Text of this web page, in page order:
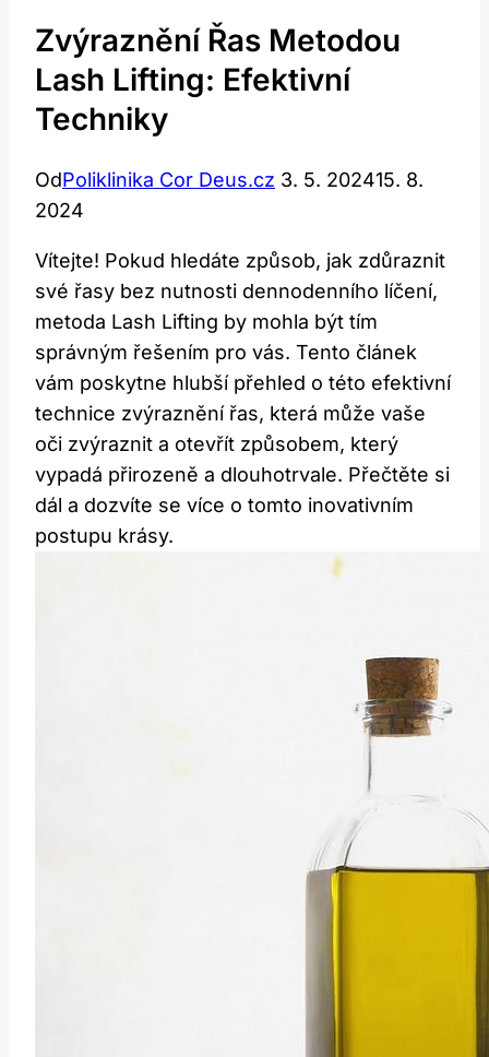
Zvýraznění Řas Metodou
Lash Lifting: Efektivní
Techniky
OdPoliklinika Cor Deus.cz 3. 5. 202415. 8.
2024
Vítejte!⁤ Pokud hledáte ⁣způsob, jak zdůraznit
své řasy bez nutnosti dennodenního líčení,
metoda‍ Lash Lifting by mohla být‍ tím
správným⁣ řešením pro vás. ⁢Tento článek
vám poskytne‍ hlubší přehled o této efektivní
technice zvýraznění ‌řas, která může vaše
oči zvýraznit a otevřít způsobem, ‍který
vypadá⁤ přirozeně a dlouhotrvale. Přečtěte si
dál a dozvíte se více o tomto‍ inovativním
postupu krásy.